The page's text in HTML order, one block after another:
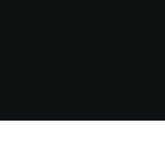
funzionamento